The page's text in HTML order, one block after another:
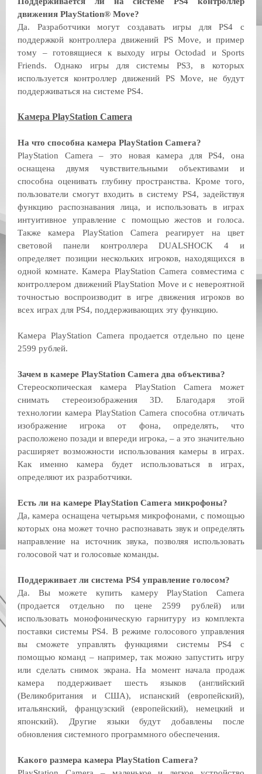
движения PlayStation® Move?
Да. Разработчики могут создавать игры для PS4 с
поддержкой контроллера движений PS Move, и пример
тому – готовящиеся к выходу игры Octodad и Sports
Friends. Однако игры для системы PS3, в которых
используется контроллер движений PS Move, не будут
поддерживаться на системе PS4.
Камера PlayStation Camera
На что способна камера PlayStation Camera?
PlayStation Camera – это новая камера для PS4, она
оснащена двумя чувствительными объективами и
способна оценивать глубину пространства. Кроме того,
пользователи смогут входить в систему PS4, задействуя
функцию распознавания лица, и использовать в играх
интуитивное управление с помощью жестов и голоса.
Также камера PlayStation Camera реагирует на цвет
световой панели контроллера DUALSHOCK 4 и
определяет позиции нескольких игроков, находящихся в
одной комнате. Камера PlayStation Camera совместима с
контроллером движений PlayStation Move и с невероятной
точностью воспроизводит в игре движения игроков во
всех играх для PS4, поддерживающих эту функцию.
Камера PlayStation Camera продается отдельно по цене
2599 рублей.
Зачем в камере PlayStation Camera два объектива?
Стереоскопическая камера PlayStation Camera может
снимать стереоизображения 3D. Благодаря этой
технологии камера PlayStation Camera способна отличать
изображение игрока от фона, определять, что
расположено позади и впереди игрока, – а это значительно
расширяет возможности использования камеры в играх.
Как именно камера будет использоваться в играх,
определяют их разработчики.
Есть ли на камере PlayStation Camera микрофоны?
Да, камера оснащена четырьмя микрофонами, с помощью
которых она может точно распознавать звук и определять
направление на источник звука, позволяя использовать
голосовой чат и голосовые команды.
Поддерживает ли система PS4 управление голосом?
Да. Вы можете купить камеру PlayStation Camera
(продается отдельно по цене 2599 рублей) или
использовать монофоническую гарнитуру из комплекта
поставки системы PS4. В режиме голосового управления
вы сможете управлять функциями системы PS4 с
помощью команд – например, так можно запустить игру
или сделать снимок экрана. На момент начала продаж
камера поддерживает шесть языков (английский
(Великобритания и США), испанский (европейский),
итальянский, французский (европейский), немецкий и
японский). Другие языки будут добавлены после
обновления системного программного обеспечения.
Какого размера камера PlayStation Camera?